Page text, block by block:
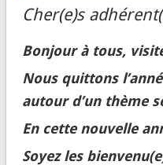
Cher(e)s
Bonjour à tous,
Nous quittons
autour d’un thème
En cette nouvelle
Soyez les